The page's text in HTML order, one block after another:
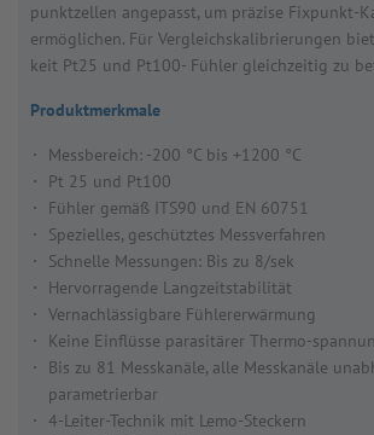
punkt­zel­len ange­passt, um prä­zise Fix­punkt-
ermög­li­chen. Für Ver­gleichs­ka­li­brie­run­gen
keit Pt25 und Pt100- Füh­ler gleich­zei­tig zu
Produktmerkmale
Messbereich: -200 °C bis +1200 °C
Pt 25 und Pt100
Fühler gemäß ITS90 und EN 60751
Spezielles, geschütztes Messverfahren
Schnelle Messungen: Bis zu 8/sek
Hervorragende Langzeitstabilität
Vernachlässigbare Fühlererwärmung
Keine Einflüsse parasitärer Thermo-
Bis zu 81 Messkanäle, alle Messkanäle
parametrierbar
4-Leiter-Technik mit Lemo-Steckern